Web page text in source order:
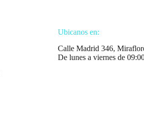
Ubicanos en:
Calle Madrid 346,
De lunes a viernes de